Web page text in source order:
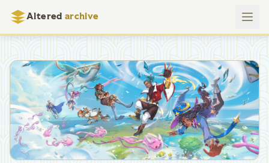
Altered archive